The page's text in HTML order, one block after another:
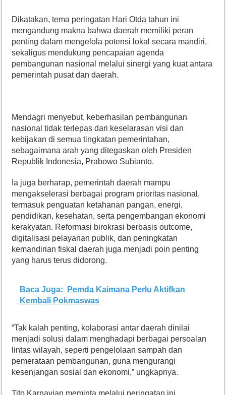
Dikatakan, tema peringatan Hari Otda tahun ini
mengandung makna bahwa daerah memiliki peran
penting dalam mengelola potensi lokal secara mandiri,
sekaligus mendukung pencapaian agenda
pembangunan nasional melalui sinergi yang kuat antara
pemerintah pusat dan daerah.
Mendagri menyebut, keberhasilan pembangunan
nasional tidak terlepas dari keselarasan visi dan
kebijakan di semua tingkatan pemerintahan,
sebagaimana arah yang ditegaskan oleh Presiden
Republik Indonesia, Prabowo Subianto.
Ia juga berharap, pemerintah daerah mampu
mengakselerasi berbagai program prioritas nasional,
termasuk penguatan ketahanan pangan, energi,
pendidikan, kesehatan, serta pengembangan ekonomi
kerakyatan. Reformasi birokrasi berbasis outcome,
digitalisasi pelayanan publik, dan peningkatan
kemandirian fiskal daerah juga menjadi poin penting
yang harus terus didorong.
Baca Juga:
Pemda Kaimana Perlu Aktifkan
Kembali Pokmaswas
“Tak kalah penting, kolaborasi antar daerah dinilai
menjadi solusi dalam menghadapi berbagai persoalan
lintas wilayah, seperti pengelolaan sampah dan
pemerataan pembangunan, guna mengurangi
kesenjangan sosial dan ekonomi,” ungkapnya.
Tito Karnavian meminta melalui peringatan ini,